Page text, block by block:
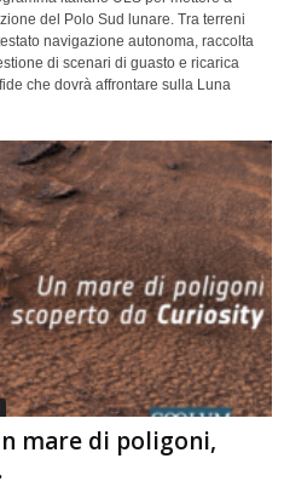
del Polo Sud lunare. Tra terreni
navigazione autonoma, raccolta
di scenari di guasto e ricarica
che dovrà affrontare sulla Luna
mare di poligoni,